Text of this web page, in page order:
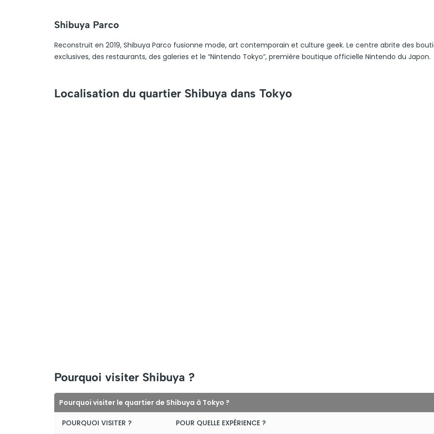
Shibuya Parco
Reconstruit en 2019, Shibuya Parco fusionne mode, art contemporain et culture geek. Le centre abrite des
exclusives, des restaurants, des galeries et le “Nintendo Tokyo”, première boutique officielle Nintendo du Japon.
Localisation du quartier Shibuya dans Tokyo
Pourquoi visiter Shibuya ?
Pourquoi visiter le quartier de Shibuya à Tokyo ?
POURQUOI VISITER ? POUR QUELLE EXPÉRIENCE ?